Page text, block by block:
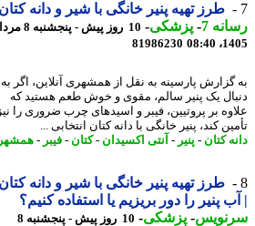
طرز تهیه پنیر خانگی با شیر و دانه کتان
7
-پزشکی-
10 روز پیش - پنجشنبه 8 مرداد
81986230
پارسینه به نقل از همشهری آنلاین، اگر به
یک پنیر سالم، مقوی و خوش طعم هستید که
بر پروتیین، فیبر و اسیدهای چرب ضروری را نیز
کند، پنیر خانگی با دانه کتان انتخابی ...
کتان-پنیر-آنتی اکسیدان- کتان-فیبر -همشهری-
طرز تهیه پنیر خانگی با شیر و دانه کتان
پنیر را دور بریزیم یا استفاده کنیم؟
-پزشکی-
10 روز پیش - پنجشنبه 8